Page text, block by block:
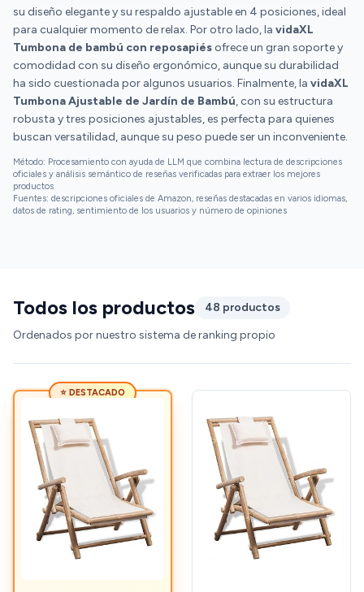
su diseño elegante y su respaldo ajustable en 4 posiciones, ideal
para cualquier momento de relax. Por otro lado, la vidaXL
Tumbona de bambú con reposapiés ofrece un gran soporte y
comodidad con su diseño ergonómico, aunque su durabilidad
ha sido cuestionada por algunos usuarios. Finalmente, la vidaXL
Tumbona Ajustable de Jardín de Bambú, con su estructura
robusta y tres posiciones ajustables, es perfecta para quienes
buscan versatilidad, aunque su peso puede ser un inconveniente.
Método: Procesamiento con ayuda de LLM que combina lectura de descripciones
oficiales y análisis semántico de reseñas verificadas para extraer los mejores
productos
Fuentes: descripciones oficiales de Amazon, reseñas destacadas en varios idiomas,
datos de rating, sentimiento de los usuarios y número de opiniones
Todos los productos
48 productos
Ordenados por nuestro sistema de ranking propio
⭐ DESTACADO